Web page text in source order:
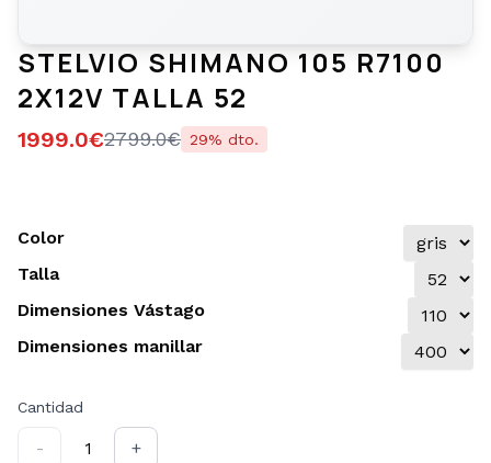
STELVIO SHIMANO 105 R7100
2X12V TALLA 52
1999.0€2799.0€ 29% dto.
Color
Talla
Dimensiones Vástago
Dimensiones manillar
Cantidad
- 1 +